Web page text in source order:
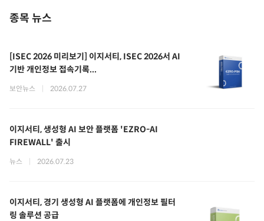
종목 뉴스
[ISEC 2026 미리보기] 이지서티, ISEC 2026서 AI
기반 개인정보 접속기록...
보안뉴스 2026.07.27
이지서티, 생성형 AI 보안 플랫폼 'EZRO-AI
FIREWALL' 출시
뉴스 2026.07.23
이지서티, 경기 생성형 AI 플랫폼에 개인정보 필터
링 솔루션 공급